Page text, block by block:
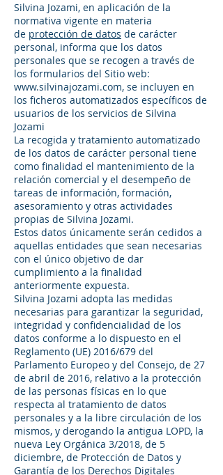
Silvina Jozami, en aplicación de la
normativa vigente en materia
de protección de datos de carácter
personal, informa que los datos
personales que se recogen a través de
los formularios del Sitio web:
www.silvinajozami.com, se incluyen en
los ficheros automatizados específicos de
usuarios de los servicios de Silvina
Jozami
La recogida y tratamiento automatizado
de los datos de carácter personal tiene
como finalidad el mantenimiento de la
relación comercial y el desempeño de
tareas de información, formación,
asesoramiento y otras actividades
propias de Silvina Jozami.
Estos datos únicamente serán cedidos a
aquellas entidades que sean necesarias
con el único objetivo de dar
cumplimiento a la finalidad
anteriormente expuesta.
Silvina Jozami adopta las medidas
necesarias para garantizar la seguridad,
integridad y confidencialidad de los
datos conforme a lo dispuesto en el
Reglamento (UE) 2016/679 del
Parlamento Europeo y del Consejo, de 27
de abril de 2016, relativo a la protección
de las personas físicas en lo que
respecta al tratamiento de datos
personales y a la libre circulación de los
mismos, y derogando la antigua LOPD, la
nueva Ley Orgánica 3/2018, de 5
diciembre, de Protección de Datos y
Garantía de los Derechos Digitales